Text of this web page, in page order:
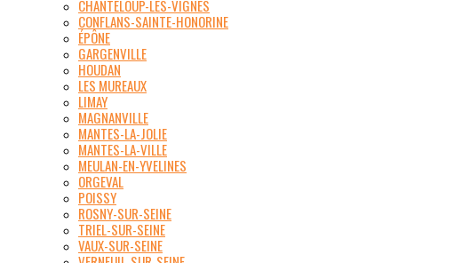
CHANTELOUP-LES-VIGNES
CONFLANS-SAINTE-HONORINE
ÉPÔNE
GARGENVILLE
HOUDAN
LES MUREAUX
LIMAY
MAGNANVILLE
MANTES-LA-JOLIE
MANTES-LA-VILLE
MEULAN-EN-YVELINES
ORGEVAL
POISSY
ROSNY-SUR-SEINE
TRIEL-SUR-SEINE
VAUX-SUR-SEINE